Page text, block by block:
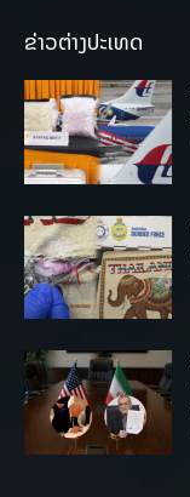
ຂ່າວຕ່າງປະເທດ